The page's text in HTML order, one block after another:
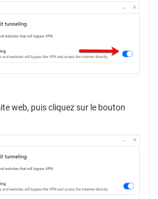
web, puis cliquez sur le bouton